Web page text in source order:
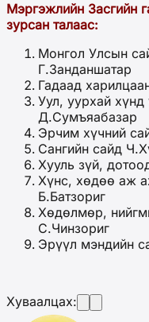
Мэргэжлийн Засгийн
зурсан талаас:
Монгол Улсын
Г.Занданшатар
Гадаад
Уул, уурхай
Д.Сумъяабазар
Эрчим хүчний
Сангийн сайд
Хууль зүй,
Хүнс, хөдөө аж
Б.Батзориг
Хөдөлмөр,
С.Чинзориг
Эрүүл мэндийн
Хуваалцах: